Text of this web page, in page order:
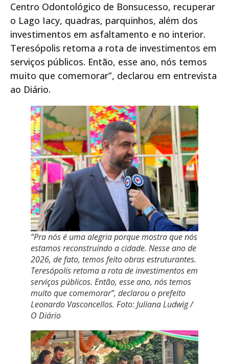
Centro Odontológico de Bonsucesso, recuperar
o Lago Iacy, quadras, parquinhos, além dos
investimentos em asfaltamento e no interior.
Teresópolis retoma a rota de investimentos em
serviços públicos. Então, esse ano, nós temos
muito que comemorar”, declarou em entrevista
ao Diário.
“Pra nós é uma alegria porque mostra que nós
estamos reconstruindo a cidade. Nesse ano de
2026, de fato, temos feito obras estruturantes.
Teresópolis retoma a rota de investimentos em
serviços públicos. Então, esse ano, nós temos
muito que comemorar”, declarou o prefeito
Leonardo Vasconcellos. Foto: Juliana Ludwig /
O Diário